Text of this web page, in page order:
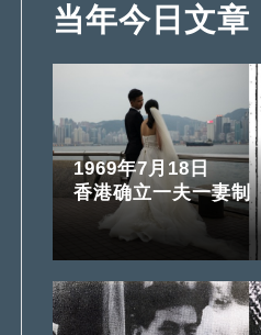
当年今日文章
1969年7月18日
香港确立一夫一妻制